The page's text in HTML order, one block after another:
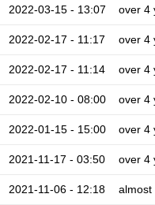
2022-03-15 - 13:07 over 4
2022-02-17 - 11:17 over 4
2022-02-17 - 11:14 over 4
2022-02-10 - 08:00 over 4
2022-01-15 - 15:00 over 4
2021-11-17 - 03:50 over 4
2021-11-06 - 12:18 almost